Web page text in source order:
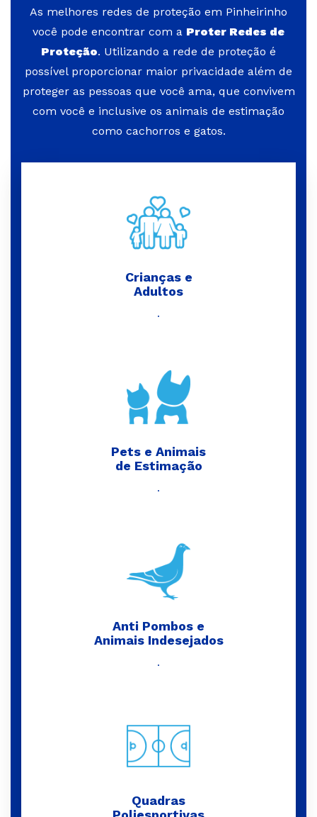
As melhores redes de proteção em Pinheirinho
você pode encontrar com a Proter Redes de
Proteção. Utilizando a rede de proteção é
possível proporcionar maior privacidade além de
proteger as pessoas que você ama, que convivem
com você e inclusive os animais de estimação
como cachorros e gatos.
Crianças e
Adultos
.
Pets e Animais
de Estimação
.
Anti Pombos e
Animais Indesejados
.
Quadras